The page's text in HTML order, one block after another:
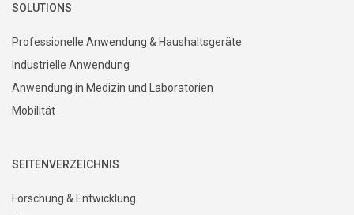
SOLUTIONS
Professionelle Anwendung & Haushaltsgeräte
Industrielle Anwendung
Anwendung in Medizin und Laboratorien
Mobilität
SEITENVERZEICHNIS
Forschung & Entwicklung